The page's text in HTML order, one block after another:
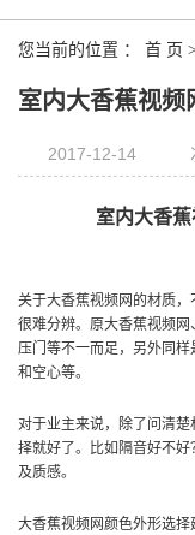
您当前的位置 ： 首 页
室内大香蕉视频
2017-12-14
室内大香蕉
关于大香蕉视频网的材质
很难分辨。原大香蕉视频
压门等不一而足，另外同
和空心等。
对于业主来说，除了问清
择就好了。比如隔音好不
及质感。
大香蕉视频网颜色外形选择